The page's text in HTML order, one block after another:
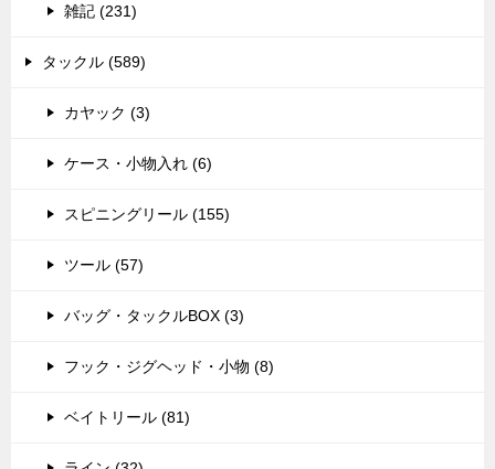
雑記 (231)
タックル (589)
カヤック (3)
ケース・小物入れ (6)
スピニングリール (155)
ツール (57)
バッグ・タックルBOX (3)
フック・ジグヘッド・小物 (8)
ベイトリール (81)